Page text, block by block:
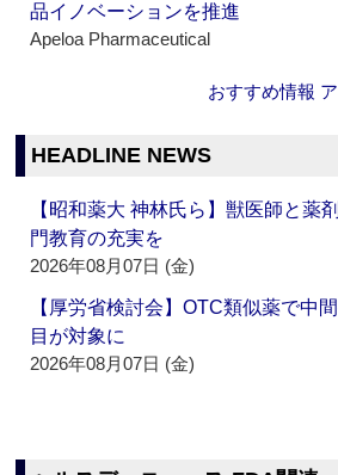
品イノベーションを推進
Apeloa Pharmaceutical
おすすめ情報
HEADLINE NEWS
【昭和薬大 神林氏ら】獣医師と薬
門教育の充実を
2026年08月07日 (金)
【厚労省検討会】OTC類似薬で中
目が対象に
2026年08月07日 (金)